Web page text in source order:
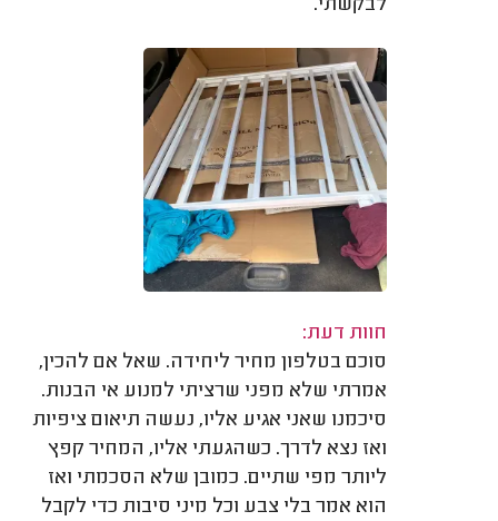
לבקשתי.
חוות דעת:
סוכם בטלפון מחיר ליחידה. שאל אם להכין,
אמרתי שלא מפני שרציתי למנוע אי הבנות.
סיכמנו שאני אגיע אליו, נעשה תיאום ציפיות
ואז נצא לדרך. כשהגעתי אליו, המחיר קפץ
ליותר מפי שתיים. כמובן שלא הסכמתי ואז
הוא אמר בלי צבע וכל מיני סיבות כדי לקבל